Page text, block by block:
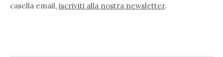
casella email, iscriviti alla nostra newsletter.